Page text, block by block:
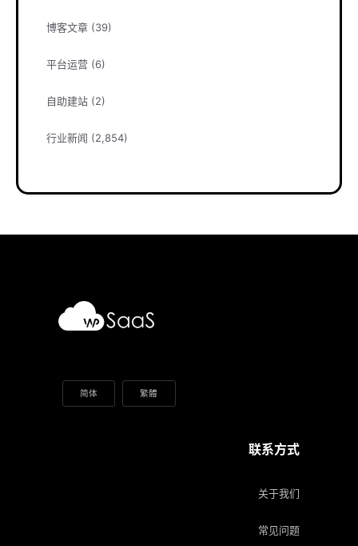
博客文章 (39)
平台运营 (6)
自助建站 (2)
行业新闻 (2,854)
简体 繁體
联系方式
关于我们
常见问题